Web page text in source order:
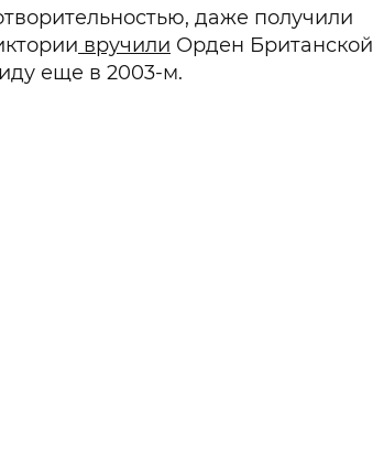
даже получили
вручили Орден Британской
еще в 2003-м.